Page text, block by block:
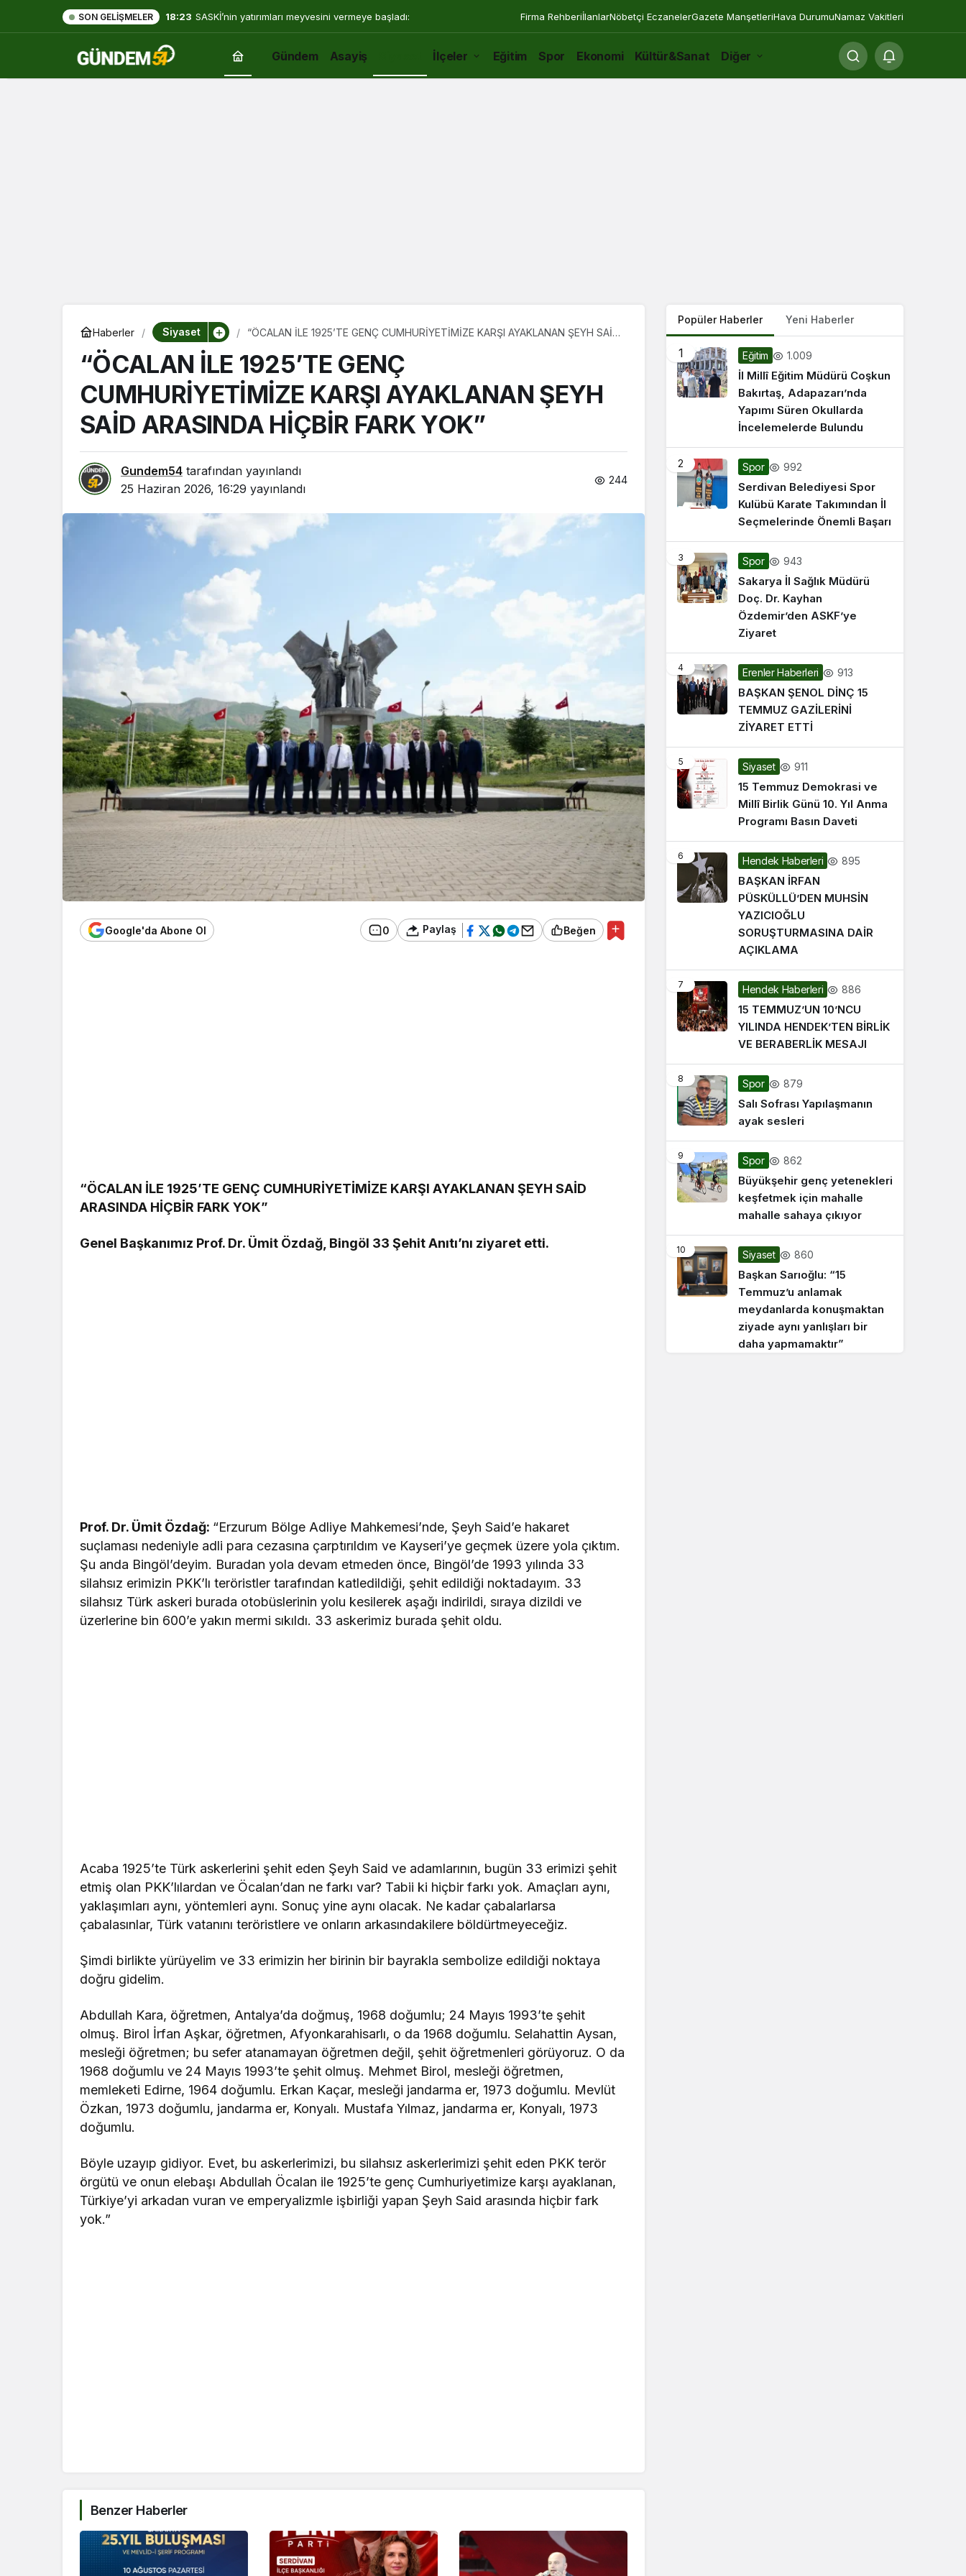
SON GELIŞMELER 18:23 SASKİ’nin yatırımları meyvesini vermeye başladı: Firma RehberiİlanlarNöbetçi EczanelerGazete ManşetleriHava DurumuNamaz Vakitleri
Gündem Asayiş İlçeler Eğitim Spor Ekonomi Kültür&Sanat Diğer
Haberler Siyaset
“ÖCALAN İLE 1925’TE GENÇ CUMHURİYETİMİZE KARŞI AYAKLANAN ŞEYH SAİD
“ÖCALAN İLE 1925’TE GENÇ
CUMHURİYETİMİZE KARŞI AYAKLANAN ŞEYH
SAİD ARASINDA HİÇBİR FARK YOK”
Gundem54 tarafından yayınlandı
25 Haziran 2026, 16:29 yayınlandı
244
Google'da Abone Ol 0 Paylaş Beğen
“ÖCALAN İLE 1925’TE GENÇ CUMHURİYETİMİZE KARŞI AYAKLANAN ŞEYH SAİD
ARASINDA HİÇBİR FARK YOK”
Genel Başkanımız Prof. Dr. Ümit Özdağ, Bingöl 33 Şehit Anıtı’nı ziyaret etti.
Prof. Dr. Ümit Özdağ: “Erzurum Bölge Adliye Mahkemesi’nde, Şeyh Said’e hakaret
suçlaması nedeniyle adli para cezasına çarptırıldım ve Kayseri’ye geçmek üzere yola çıktım.
Şu anda Bingöl’deyim. Buradan yola devam etmeden önce, Bingöl’de 1993 yılında 33
silahsız erimizin PKK’lı teröristler tarafından katledildiği, şehit edildiği noktadayım. 33
silahsız Türk askeri burada otobüslerinin yolu kesilerek aşağı indirildi, sıraya dizildi ve
üzerlerine bin 600’e yakın mermi sıkıldı. 33 askerimiz burada şehit oldu.
Acaba 1925’te Türk askerlerini şehit eden Şeyh Said ve adamlarının, bugün 33 erimizi şehit
etmiş olan PKK’lılardan ve Öcalan’dan ne farkı var? Tabii ki hiçbir farkı yok. Amaçları aynı,
yaklaşımları aynı, yöntemleri aynı. Sonuç yine aynı olacak. Ne kadar çabalarlarsa
çabalasınlar, Türk vatanını teröristlere ve onların arkasındakilere böldürtmeyeceğiz.
Şimdi birlikte yürüyelim ve 33 erimizin her birinin bir bayrakla sembolize edildiği noktaya
doğru gidelim.
Abdullah Kara, öğretmen, Antalya’da doğmuş, 1968 doğumlu; 24 Mayıs 1993’te şehit
olmuş. Birol İrfan Aşkar, öğretmen, Afyonkarahisarlı, o da 1968 doğumlu. Selahattin Aysan,
mesleği öğretmen; bu sefer atanamayan öğretmen değil, şehit öğretmenleri görüyoruz. O da
1968 doğumlu ve 24 Mayıs 1993’te şehit olmuş. Mehmet Birol, mesleği öğretmen,
memleketi Edirne, 1964 doğumlu. Erkan Kaçar, mesleği jandarma er, 1973 doğumlu. Mevlüt
Özkan, 1973 doğumlu, jandarma er, Konyalı. Mustafa Yılmaz, jandarma er, Konyalı, 1973
doğumlu.
Böyle uzayıp gidiyor. Evet, bu askerlerimizi, bu silahsız askerlerimizi şehit eden PKK terör
örgütü ve onun elebaşı Abdullah Öcalan ile 1925’te genç Cumhuriyetimize karşı ayaklanan,
Türkiye’yi arkadan vuran ve emperyalizmle işbirliği yapan Şeyh Said arasında hiçbir fark
yok.”
Benzer Haberler
Popüler Haberler Yeni Haberler
1 Eğitim 1.009
İl Millî Eğitim Müdürü Coşkun
Bakırtaş, Adapazarı’nda
Yapımı Süren Okullarda
İncelemelerde Bulundu
2 Spor 992
Serdivan Belediyesi Spor
Kulübü Karate Takımından İl
Seçmelerinde Önemli Başarı
3 Spor 943
Sakarya İl Sağlık Müdürü
Doç. Dr. Kayhan
Özdemir’den ASKF’ye
Ziyaret
4 Erenler Haberleri 913
BAŞKAN ŞENOL DİNÇ 15
TEMMUZ GAZİLERİNİ
ZİYARET ETTİ
5 Siyaset 911
15 Temmuz Demokrasi ve
Millî Birlik Günü 10. Yıl Anma
Programı Basın Daveti
6 Hendek Haberleri 895
BAŞKAN İRFAN
PÜSKÜLLÜ’DEN MUHSİN
YAZICIOĞLU
SORUŞTURMASINA DAİR
AÇIKLAMA
7 Hendek Haberleri 886
15 TEMMUZ’UN 10’NCU
YILINDA HENDEK’TEN BİRLİK
VE BERABERLİK MESAJI
8 Spor 879
Salı Sofrası Yapılaşmanın
ayak sesleri
9 Spor 862
Büyükşehir genç yetenekleri
keşfetmek için mahalle
mahalle sahaya çıkıyor
10 Siyaset 860
Başkan Sarıoğlu: “15
Temmuz’u anlamak
meydanlarda konuşmaktan
ziyade aynı yanlışları bir
daha yapmamaktır”